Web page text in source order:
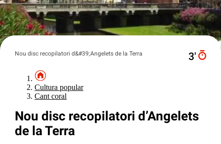
Nou disc recopilatori d&#39;Angelets de la Terra 3′
Cultura popular
Cant coral
Nou disc recopilatori d’Angelets
de la Terra